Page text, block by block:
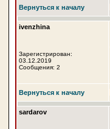
Вернуться к началу
ivenzhina
Зарегистрирован:
03.12.2019
Сообщения: 2
Вернуться к началу
sardarov